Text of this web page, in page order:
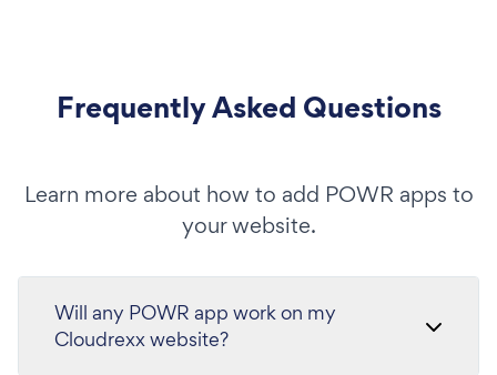
Frequently Asked Questions
Learn more about how to add POWR apps to
your website.
Will any POWR app work on my
Cloudrexx website?